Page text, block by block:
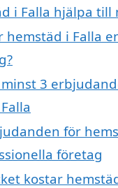
i Falla hjälpa till
hemstäd i Falla
3
för
företag
kostar